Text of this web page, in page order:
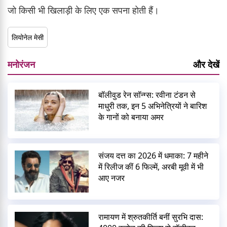
जो किसी भी खिलाड़ी के लिए एक सपना होती हैं।
लियोनेल मेसी
मनोरंजन और देखें
बॉलीवुड रेन सॉन्ग्स: रवीना टंडन से
माधुरी तक, इन 5 अभिनेत्रियों ने बारिश
के गानों को बनाया अमर
संजय दत्त का 2026 में धमाका: 7 महीने
में रिलीज कीं 6 फिल्में, अरबी मूवी में भी
आए नजर
रामायण में श्रुतकीर्ति बनीं सुरभि दास: